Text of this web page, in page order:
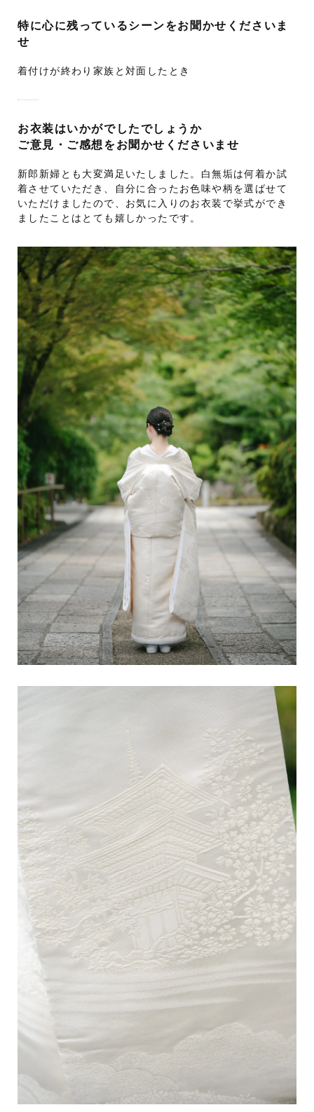
特に心に残っているシーンをお聞かせくださいま
せ
着付けが終わり家族と対面したとき
お衣装はいかがでしたでしょうか
ご意見・ご感想をお聞かせくださいませ
新郎新婦とも大変満足いたしました。白無垢は何着か試
着させていただき、自分に合ったお色味や柄を選ばせて
いただけましたので、お気に入りのお衣装で挙式ができ
ましたことはとても嬉しかったです。